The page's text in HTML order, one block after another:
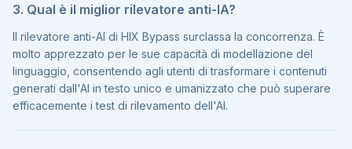
3. Qual è il miglior rilevatore anti-IA?
Il rilevatore anti-AI di HIX Bypass surclassa la concorrenza. È
molto apprezzato per le sue capacità di modellazione del
linguaggio, consentendo agli utenti di trasformare i contenuti
generati dall'AI in testo unico e umanizzato che può superare
efficacemente i test di rilevamento dell'AI.